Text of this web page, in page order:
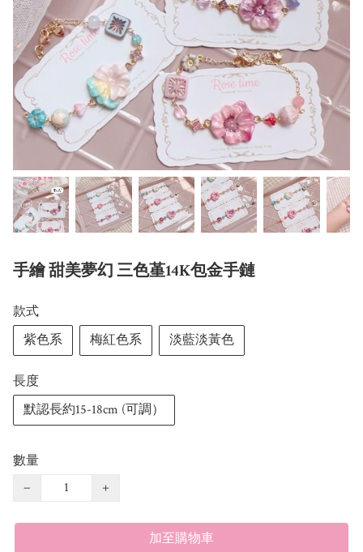
手繪 甜美夢幻 三色堇14K包金手鏈
款式
紫色系
梅紅色系 淡藍淡黃色
長度
默認長約15-18cm (可調）
數量
−
+
加至購物車